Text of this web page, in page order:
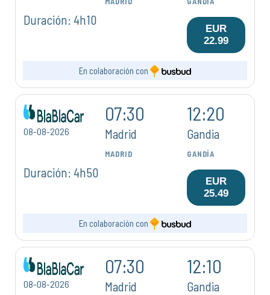
Duración: 4h10
EUR
22.99
En colaboración con
08-08-2026
07:30
Madrid
MADRID
12:20
Gandia
GANDÍA
Duración: 4h50
EUR
25.49
En colaboración con
08-08-2026
07:30
Madrid
12:10
Gandia